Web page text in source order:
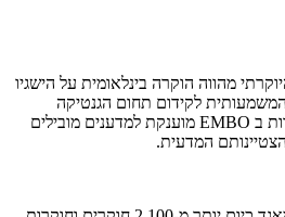
מהווה הוקרה בינלאומית על הישגיו
לקידום תחום הגנטיקה
המולקולרית של צמחים. החברות ב EMBO מוענקת למדענים מובילים
המדעית.